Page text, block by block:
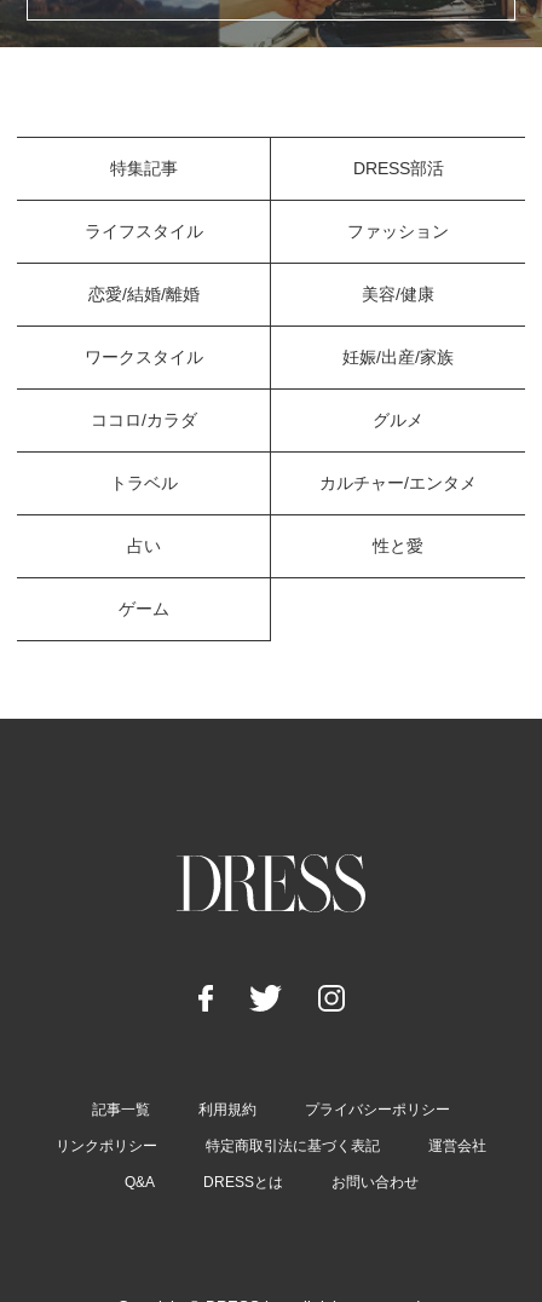
特集記事 DRESS部活
ライフスタイル ファッション
恋愛/結婚/離婚 美容/健康
ワークスタイル 妊娠/出産/家族
ココロ/カラダ グルメ
トラベル カルチャー/エンタメ
占い 性と愛
ゲーム
記事一覧 利用規約 プライバシーポリシー
リンクポリシー 特定商取引法に基づく表記 運営会社
Q&A DRESSとは お問い合わせ